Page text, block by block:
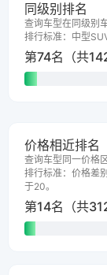
同级别排名
查询车型在同级别
排行标准：中型
第74名（共
价格相近排名
查询车型同一价格
排行标准：价格差
于20。
第14名（共